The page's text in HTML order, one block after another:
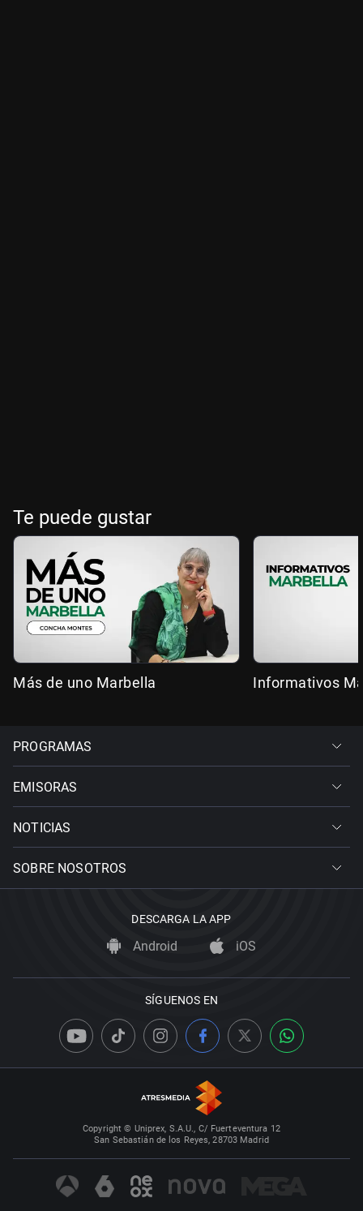
Te puede gustar
Más de uno Marbella Informativos
PROGRAMAS
EMISORAS
NOTICIAS
SOBRE NOSOTROS
DESCARGA LA APP
Android iOS
SÍGUENOS EN
Copyright © Uniprex, S.A.U., C/ Fuerteventura 12
San Sebastián de los Reyes, 28703 Madrid